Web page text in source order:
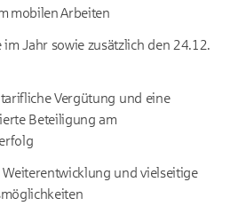
mobilen Arbeiten
im Jahr sowie zusätzlich den 24.12.
Vergütung und eine
Beteiligung am
Weiterentwicklung und vielseitige